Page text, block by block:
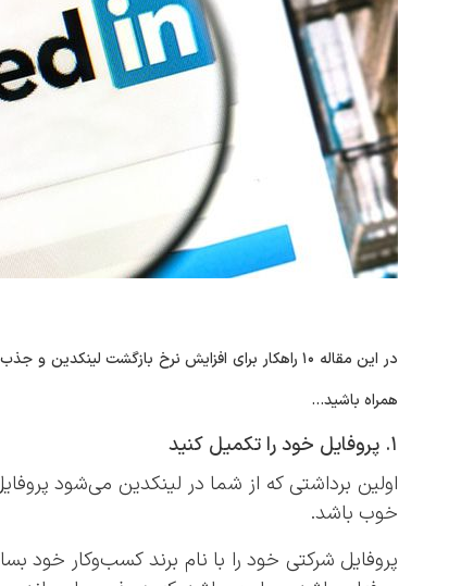
در این مقاله 10 راهکار برای افزایش نرخ بازگشت
همراه باشید...
1. پروفایل خود را تکمیل کنید
اولین برداشتی که از شما در لینکدین می‌شود
خوب باشد.
پروفایل شرکتی خود را با نام برند کسب‌و‌کار